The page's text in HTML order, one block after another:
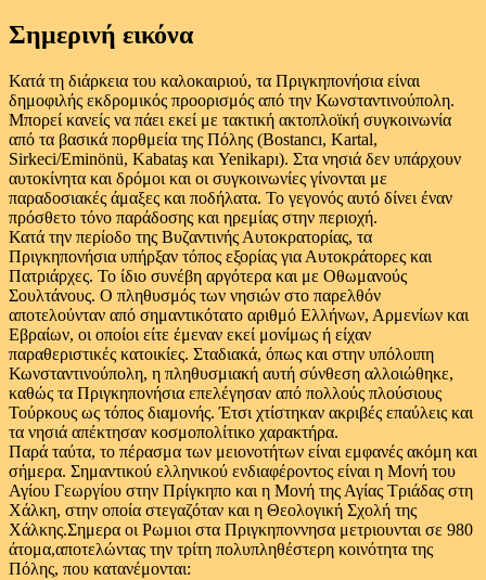
Σημερινή εικόνα
Κατά τη διάρκεια του καλοκαιριού, τα Πριγκηπονήσια είναι
δημοφιλής εκδρομικός προορισμός από την Κωνσταντινούπολη.
Μπορεί κανείς να πάει εκεί με τακτική ακτοπλοϊκή συγκοινωνία
από τα βασικά πορθμεία της Πόλης (Bostancı, Kartal,
Sirkeci/Eminönü, Kabataş και Yenikapı). Στα νησιά δεν υπάρχουν
αυτοκίνητα και δρόμοι και οι συγκοινωνίες γίνονται με
παραδοσιακές άμαξες και ποδήλατα. Το γεγονός αυτό δίνει έναν
πρόσθετο τόνο παράδοσης και ηρεμίας στην περιοχή.
Κατά την περίοδο της Βυζαντινής Αυτοκρατορίας, τα
Πριγκηπονήσια υπήρξαν τόπος εξορίας για Αυτοκράτορες και
Πατριάρχες. Το ίδιο συνέβη αργότερα και με Οθωμανούς
Σουλτάνους. Ο πληθυσμός των νησιών στο παρελθόν
αποτελούνταν από σημαντικότατο αριθμό Ελλήνων, Αρμενίων και
Εβραίων, οι οποίοι είτε έμεναν εκεί μονίμως ή είχαν
παραθεριστικές κατοικίες. Σταδιακά, όπως και στην υπόλοιπη
Κωνσταντινούπολη, η πληθυσμιακή αυτή σύνθεση αλλοιώθηκε,
καθώς τα Πριγκηπονήσια επελέγησαν από πολλούς πλούσιους
Τούρκους ως τόπος διαμονής. Έτσι χτίστηκαν ακριβές επαύλεις και
τα νησιά απέκτησαν κοσμοπολίτικο χαρακτήρα.
Παρά ταύτα, το πέρασμα των μειονοτήτων είναι εμφανές ακόμη και
σήμερα. Σημαντικού ελληνικού ενδιαφέροντος είναι η Μονή του
Αγίου Γεωργίου στην Πρίγκηπο και η Μονή της Αγίας Τριάδας στη
Χάλκη, στην οποία στεγαζόταν και η Θεολογική Σχολή της
Χάλκης.Σημερα οι Ρωμιοι στα Πριγκηποννησα μετριουνται σε 980
άτομα,αποτελώντας την τρίτη πολυπληθέστερη κοινότητα της
Πόλης, που κατανέμονται: